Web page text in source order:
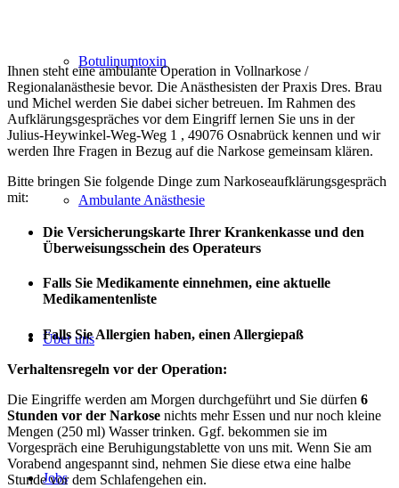
Botulinumtoxin
Ambulante Anästhesie
Über uns
Jobs
Ihnen steht eine ambulante Operation in Vollnarkose /
Regionalanästhesie bevor. Die Anästhesisten der Praxis Dres. Brau
und Michel werden Sie dabei sicher betreuen. Im Rahmen des
Aufklärungsgespräches vor dem Eingriff lernen Sie uns in der
Julius-Heywinkel-Weg-Weg 1 , 49076 Osnabrück kennen und wir
werden Ihre Fragen in Bezug auf die Narkose gemeinsam klären.
Bitte bringen Sie folgende Dinge zum Narkoseaufklärungsgespräch
mit:
Die Versicherungskarte Ihrer Krankenkasse und den
Überweisungsschein des Operateurs
Falls Sie Medikamente einnehmen, eine aktuelle
Medikamentenliste
Falls Sie Allergien haben, einen Allergiepaß
Verhaltensregeln vor der Operation:
Die Eingriffe werden am Morgen durchgeführt und Sie dürfen 6
Stunden vor der Narkose nichts mehr Essen und nur noch kleine
Mengen (250 ml) Wasser trinken. Ggf. bekommen sie im
Vorgespräch eine Beruhigungstablette von uns mit. Wenn Sie am
Vorabend angespannt sind, nehmen Sie diese etwa eine halbe
Stunde vor dem Schlafengehen ein.